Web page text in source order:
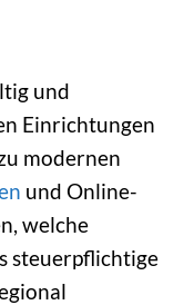
und
Einrichtungen
modernen
und Online-
welche
steuerpflichtige